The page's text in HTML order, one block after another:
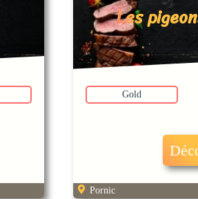
Les
Gold
Pornic